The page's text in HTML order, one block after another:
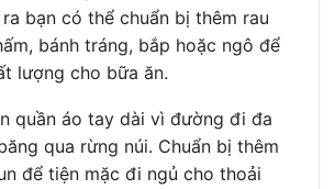
bạn có thể chuẩn bị thêm rau
bánh tráng, bắp hoặc ngô để
lượng cho bữa ăn.
quần áo tay dài vì đường đi đa
qua rừng núi. Chuẩn bị thêm
để tiện mặc đi ngủ cho thoải